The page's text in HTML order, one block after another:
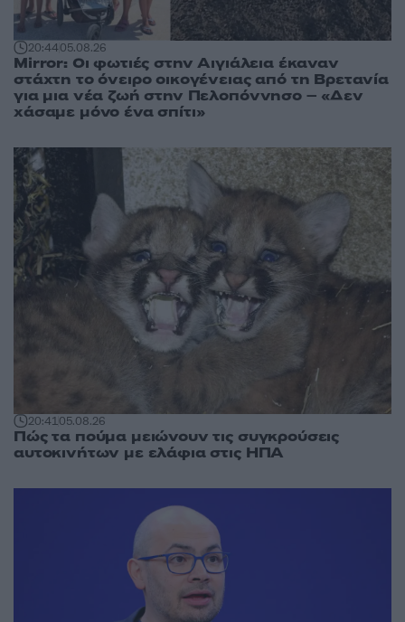
20:4405.08.26
Mirror: Οι φωτιές στην Αιγιάλεια έκαναν
στάχτη το όνειρο οικογένειας από τη Βρετανία
για μια νέα ζωή στην Πελοπόννησο – «Δεν
χάσαμε μόνο ένα σπίτι»
20:4105.08.26
Πώς τα πούμα μειώνουν τις συγκρούσεις
αυτοκινήτων με ελάφια στις ΗΠΑ